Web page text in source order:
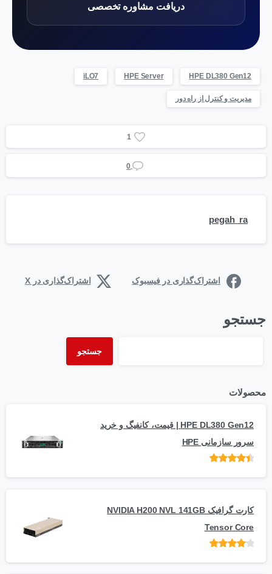
دریافت مشاوره تخصصی
HPE DL380 Gen12
HPE Server
iLO7
مدیریت و کنترل از راه دور
1
0
pegah_ra
اشتراک‌گذاری در فیسبوک اشتراک‌گذاری در X
جستجو
جستجو
محصولات
HPE DL380 Gen12 | قیمت، کانفیگ و خرید
سرور سازمانی HPE
کارت گرافیک NVIDIA H200 NVL 141GB
Tensor Core
5